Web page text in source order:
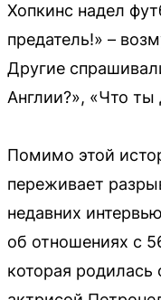
Хопкинс надел
предатель!» –
Другие
Англии?», «Что
Помимо этой
переживает
недавних
об отношениях с
которая родилась